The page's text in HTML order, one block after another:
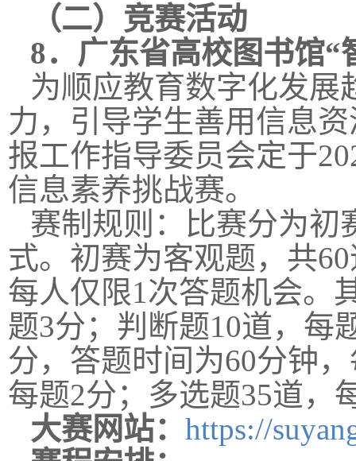
（二）竞赛活动
8． 广东省高校图书馆“
为顺应教育数字化发展
力，引导学生善用信息
报工作指导委员会定于
信息素养挑战赛。
赛制规则：比赛分为初
式。初赛为客观题，共
每人仅限1次答题机会。
题3分；判断题10道，每
分，答题时间为60分钟
每题2分；多选题35道，
大赛网站： https://